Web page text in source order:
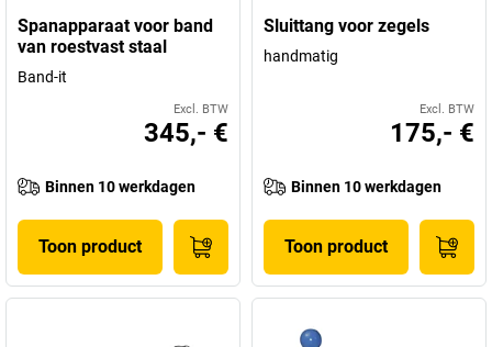
Spanapparaat voor band
van roestvast staal
Band-it
Excl. BTW
345,- €
Binnen 10 werkdagen
Toon product
Sluittang voor zegels
handmatig
Excl. BTW
175,- €
Binnen 10 werkdagen
Toon product